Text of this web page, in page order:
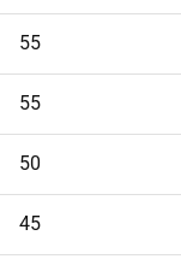
55
55
50
45